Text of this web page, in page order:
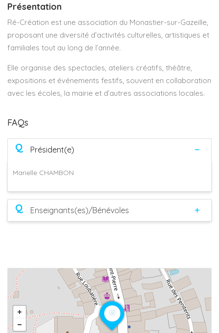
Présentation
Ré-Création est une association du Monastier-sur-Gazeille,
proposant une diversité d’activités culturelles, artistiques et
familiales tout au long de l’année.
Elle organise des spectacles, ateliers créatifs, théâtre,
expositions et événements festifs, souvent en collaboration
avec les écoles, la mairie et d’autres associations locales.
FAQs
Q Président(e)
Marielle CHAMBON
Q Enseignants(es)/Bénévoles